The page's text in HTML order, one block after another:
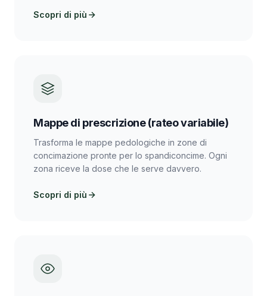
Scopri di più
Mappe di prescrizione (rateo variabile)
Trasforma le mappe pedologiche in zone di
concimazione pronte per lo spandiconcime. Ogni
zona riceve la dose che le serve davvero.
Scopri di più